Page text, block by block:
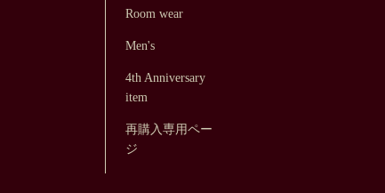
Room wear
Men's
4th Anniversary
item
再購入専用ペー
ジ